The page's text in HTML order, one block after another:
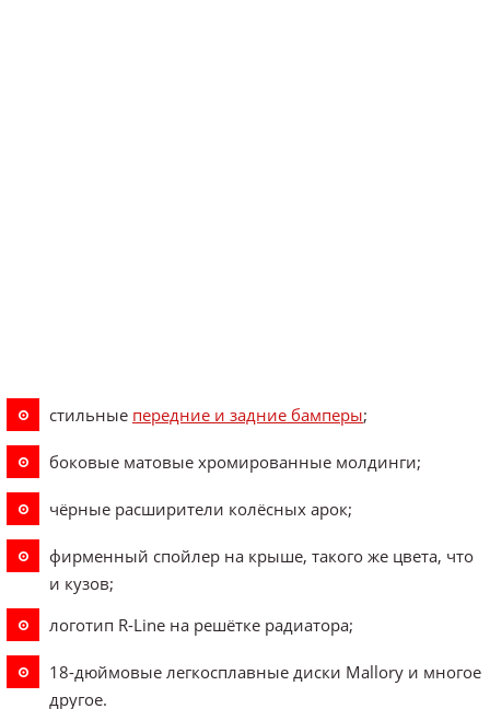
стильные передние и задние бамперы;
боковые матовые хромированные молдинги;
чёрные расширители колёсных арок;
фирменный спойлер на крыше, такого же цвета, что
и кузов;
логотип R-Line на решётке радиатора;
18-дюймовые легкосплавные диски Mallory и многое
другое.